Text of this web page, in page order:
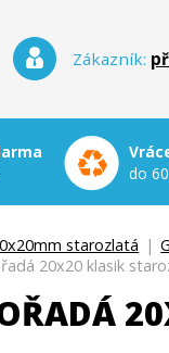
Zákazník:
do
starozlatá |
20x20 klasik